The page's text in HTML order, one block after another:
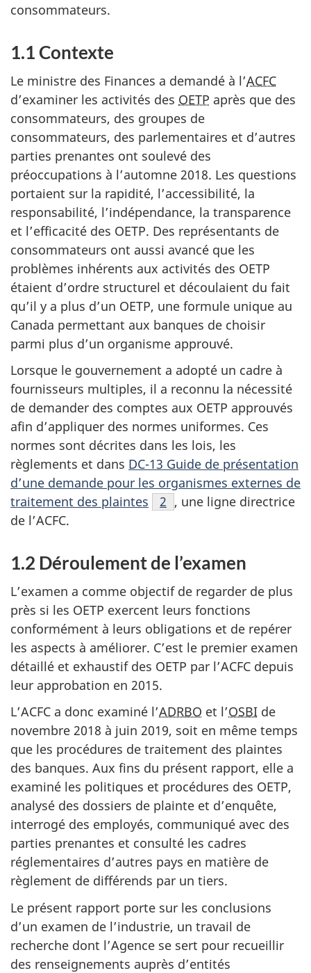
consommateurs.
1.1 Contexte
Le ministre des Finances a demandé à l’ACFC
d’examiner les activités des OETP après que des
consommateurs, des groupes de
consommateurs, des parlementaires et d’autres
parties prenantes ont soulevé des
préoccupations à l’automne 2018. Les questions
portaient sur la rapidité, l’accessibilité, la
responsabilité, l’indépendance, la transparence
et l’efficacité des OETP. Des représentants de
consommateurs ont aussi avancé que les
problèmes inhérents aux activités des OETP
étaient d’ordre structurel et découlaient du fait
qu’il y a plus d’un OETP, une formule unique au
Canada permettant aux banques de choisir
parmi plus d’un organisme approuvé.
Lorsque le gouvernement a adopté un cadre à
fournisseurs multiples, il a reconnu la nécessité
de demander des comptes aux OETP approuvés
afin d’appliquer des normes uniformes. Ces
normes sont décrites dans les lois, les
règlements et dans DC-13 Guide de présentation
d’une demande pour les organismes externes de
traitement des plaintes
Note de bas de page
2 , une ligne directrice
de l’ACFC.
1.2 Déroulement de l’examen
L’examen a comme objectif de regarder de plus
près si les OETP exercent leurs fonctions
conformément à leurs obligations et de repérer
les aspects à améliorer. C’est le premier examen
détaillé et exhaustif des OETP par l’ACFC depuis
leur approbation en 2015.
L’ACFC a donc examiné l’ADRBO et l’OSBI de
novembre 2018 à juin 2019, soit en même temps
que les procédures de traitement des plaintes
des banques. Aux fins du présent rapport, elle a
examiné les politiques et procédures des OETP,
analysé des dossiers de plainte et d’enquête,
interrogé des employés, communiqué avec des
parties prenantes et consulté les cadres
réglementaires d’autres pays en matière de
règlement de différends par un tiers.
Le présent rapport porte sur les conclusions
d’un examen de l’industrie, un travail de
recherche dont l’Agence se sert pour recueillir
des renseignements auprès d’entités